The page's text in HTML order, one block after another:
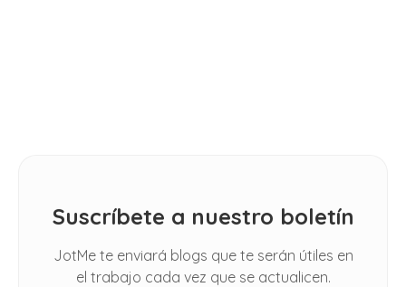
Suscríbete a nuestro boletín
JotMe te enviará blogs que te serán útiles en
el trabajo cada vez que se actualicen.